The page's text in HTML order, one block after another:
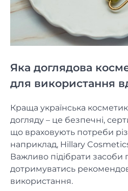
Яка доглядова
для використання
Краща українська
догляду – це безпечні,
що враховують потреби
наприклад, Hillary
Важливо підібрати засоби
дотримуватись
використання.